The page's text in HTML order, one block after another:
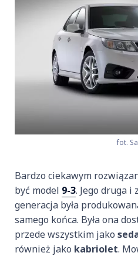
fot.
Bardzo ciekawym
być model 9-3. Jego druga i
generacja była
samego końca. Była ona
przede wszystkim jako
również jako kabriolet.